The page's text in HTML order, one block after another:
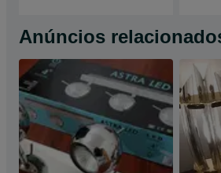
Anúncios